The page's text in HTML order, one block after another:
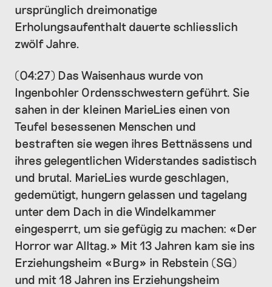
ursprünglich dreimonatige
Erholungsaufenthalt dauerte schliesslich
zwölf Jahre.
(04:27) Das Waisenhaus wurde von
Ingenbohler Ordensschwestern geführt. Sie
sahen in der kleinen MarieLies einen von
Teufel besessenen Menschen und
bestraften sie wegen ihres Bettnässens und
ihres gelegentlichen Widerstandes sadistisch
und brutal. MarieLies wurde geschlagen,
gedemütigt, hungern gelassen und tagelang
unter dem Dach in die Windelkammer
eingesperrt, um sie gefügig zu machen: «Der
Horror war Alltag.» Mit 13 Jahren kam sie ins
Erziehungsheim «Burg» in Rebstein (SG)
und mit 18 Jahren ins Erziehungsheim